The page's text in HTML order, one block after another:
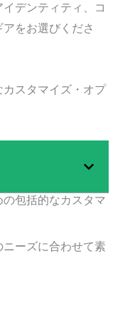
デンティティ、コ
をお選びくださ
スタマイズ・オプ
包括的なカスタマ
ニーズに合わせて素